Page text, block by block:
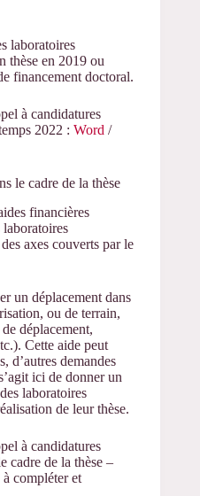
laboratoires
thèse en 2019 ou
financement doctoral.
à candidatures
2022 : Word /
le cadre de la thèse
financières
axes couverts par le
un déplacement dans
ou de terrain,
déplacement,
Cette aide peut
d’autres demandes
ici de donner un
laboratoires
de leur thèse.
à candidatures
cadre de la thèse –
à compléter et